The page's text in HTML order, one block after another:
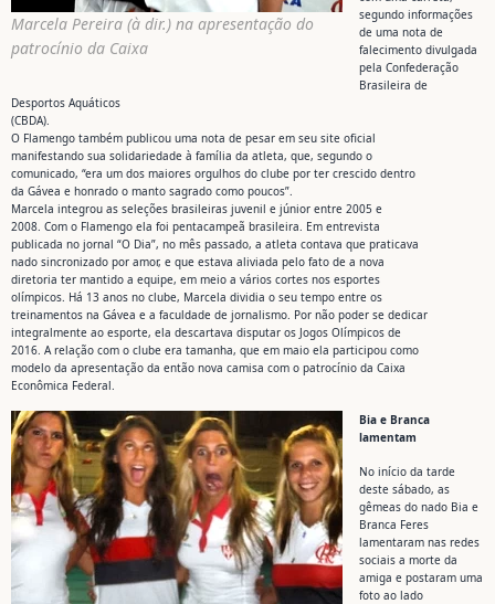
Marcela Pereira (à dir.) na apresentação do
patrocínio da Caixa
segundo informações
de uma nota de
falecimento divulgada
pela Confederação
Brasileira de
Desportos Aquáticos
(CBDA).
O Flamengo também publicou uma nota de pesar em seu site oficial
manifestando sua solidariedade à família da atleta, que, segundo o
comunicado, “era um dos maiores orgulhos do clube por ter crescido dentro
da Gávea e honrado o manto sagrado como poucos”.
Marcela integrou as seleções brasileiras juvenil e júnior entre 2005 e
2008. Com o Flamengo ela foi pentacampeã brasileira. Em entrevista
publicada no jornal “O Dia”, no mês passado, a atleta contava que praticava
nado sincronizado por amor, e que estava aliviada pelo fato de a nova
diretoria ter mantido a equipe, em meio a vários cortes nos esportes
olímpicos. Há 13 anos no clube, Marcela dividia o seu tempo entre os
treinamentos na Gávea e a faculdade de jornalismo. Por não poder se dedicar
integralmente ao esporte, ela descartava disputar os Jogos Olímpicos de
2016. A relação com o clube era tamanha, que em maio ela participou como
modelo da apresentação da então nova camisa com o patrocínio da Caixa
Econômica Federal.
Bia e Branca
lamentam
No início da tarde
deste sábado, as
gêmeas do nado Bia e
Branca Feres
lamentaram nas redes
sociais a morte da
amiga e postaram uma
foto ao lado